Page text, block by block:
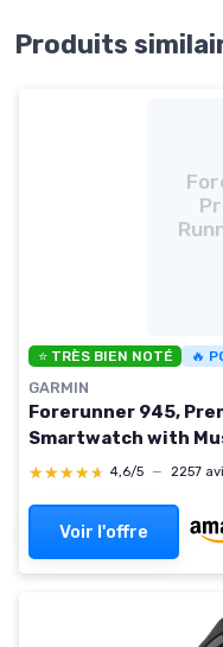
Produits
⭐ TRÈS BIEN NOTÉ 🔥
GARMIN
Forerunner 945,
Smartwatch with
★★★★★
★★★★★ 4,6/5 — 2257
Voir l'offre